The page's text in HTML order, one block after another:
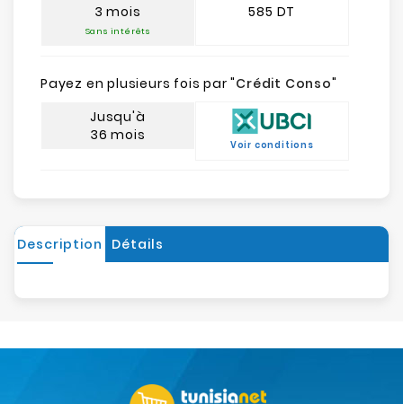
3 mois
Sans intérêts
585 DT
Payez en plusieurs fois par "Crédit Conso"
Jusqu'à
36 mois
Voir conditions
Description Détails